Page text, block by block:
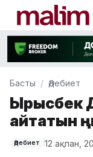
Басты Әдебиет
Ырысбек
айтатын
Әдебиет 12 ақпан,